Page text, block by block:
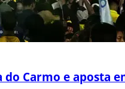
Carmo e aposta